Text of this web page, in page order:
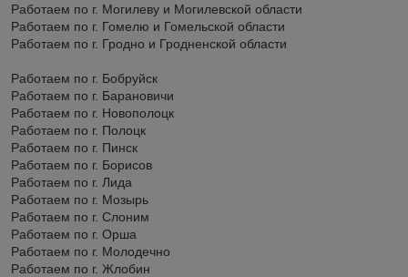
Работаем по г. Могилеву и Могилевской области
Работаем по г. Гомелю и Гомельской области
Работаем по г. Гродно и Гродненской области
Работаем по г. Бобруйск
Работаем по г. Барановичи
Работаем по г. Новополоцк
Работаем по г. Полоцк
Работаем по г. Пинск
Работаем по г. Борисов
Работаем по г. Лида
Работаем по г. Мозырь
Работаем по г. Слоним
Работаем по г. Орша
Работаем по г. Молодечно
Работаем по г. Жлобин